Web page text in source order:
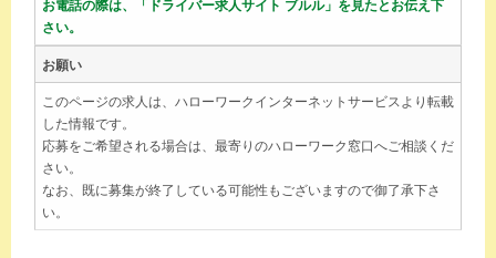
さい。
お願い
このページの求人は、ハローワークインターネットサービスより転載
した情報です。
応募をご希望される場合は、最寄りのハローワーク窓口へご相談くだ
さい。
なお、既に募集が終了している可能性もございますので御了承下さ
い。